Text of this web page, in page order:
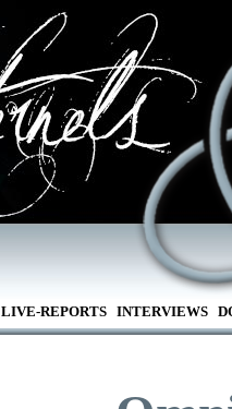
LIVE-REPORTS INTERVIEWS